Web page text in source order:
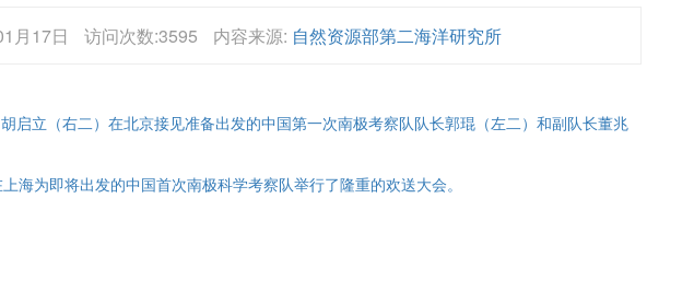
月17日 访问次数:3595 内容来源: 自然资源部第二海洋研究所
启立（右二）在北京接见准备出发的中国第一次南极考察队队长郭琨（左二）和副队长董兆
海为即将出发的中国首次南极科学考察队举行了隆重的欢送大会。